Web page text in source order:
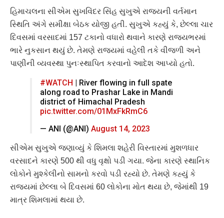
હિમાચલના સીએમ સુખવિંદર સિંહ સુખુએ રાજ્યની વર્તમાન
સ્થિતિ અંગે સમીક્ષા બેઠક યોજી હતી. સુખુએ કહ્યું કે, છેલ્લા ચાર
દિવસમાં વરસાદમાં 157 ટકાનો વધારો થવાને કારણે રાજ્યભરમાં
ભારે નુકસાન થયું છે. તેમણે રાજ્યમાં વહેલી તકે વીજળી અને
પાણીની વ્યવસ્થા પુનઃસ્થાપિત કરવાનો આદેશ આપ્યો હતો.
#WATCH | River flowing in full spate
along road to Prashar Lake in Mandi
district of Himachal Pradesh
pic.twitter.com/01MxFkRmC6
— ANI (@ANI) August 14, 2023
સીએમ સુખુએ જણાવ્યું કે શિમલા શહેરી વિસ્તારમાં મુશળધાર
વરસાદને કારણે 500 થી વધુ વૃક્ષો પડી ગયા. જેના કારણે સ્થાનિક
લોકોને મુશ્કેલીનો સામનો કરવો પડી રહ્યો છે. તેમણે કહ્યું કે
રાજ્યમાં છેલ્લા બે દિવસમાં 60 લોકોના મોત થયા છે, જેમાંથી 19
માત્ર શિમલામાં થયા છે.